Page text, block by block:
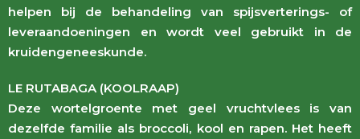
helpen bij de behandeling van spijsverterings- of
leveraandoeningen en wordt veel gebruikt in de
kruidengeneeskunde.
LE RUTABAGA (KOOLRAAP)
Deze wortelgroente met geel vruchtvlees is van
dezelfde familie als broccoli, kool en rapen. Het heeft